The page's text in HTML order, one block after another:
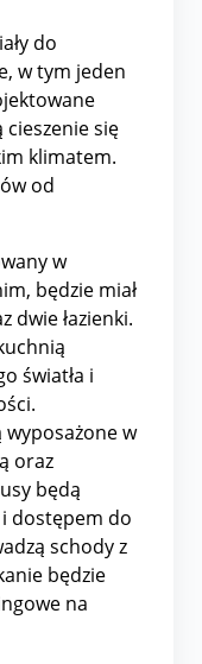
do
w tym jeden
się
klimatem.
od
w
będzie miał
dwie łazienki.
światła i
w
oraz
będą
dostępem do
schody z
będzie
na